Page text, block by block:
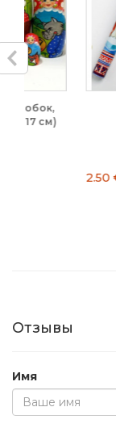
Ручка
Отзывы
Имя